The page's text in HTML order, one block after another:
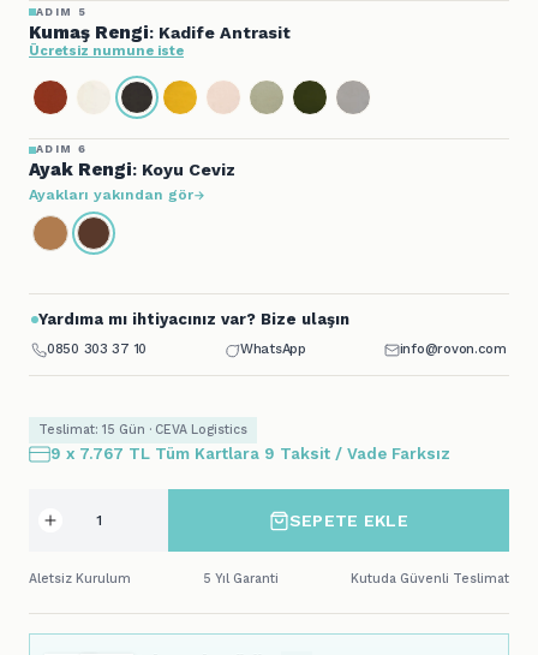
ADIM 5
Kumaş Rengi: Kadife Antrasit
Ücretsiz numune iste
ADIM 6
Ayak Rengi: Koyu Ceviz
Ayakları yakından gör
Yardıma mı ihtiyacınız var? Bize ulaşın
0850 303 37 10 WhatsApp info@rovon.com
Teslimat: 15 Gün · CEVA Logistics
9 x 7.767 TL Tüm Kartlara 9 Taksit / Vade Farksız
SEPETE EKLE
Aletsiz Kurulum 5 Yıl Garanti Kutuda Güvenli Teslimat